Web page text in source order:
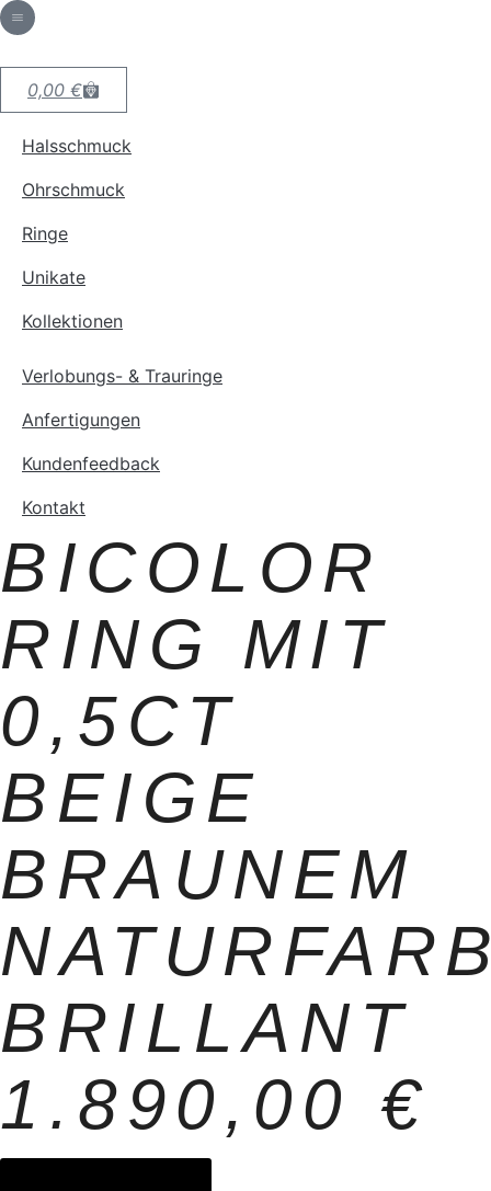
0,00 €
Halsschmuck
Ohrschmuck
Ringe
Unikate
Kollektionen
Verlobungs- & Trauringe
Anfertigungen
Kundenfeedback
Kontakt
BICOLOR
RING MIT
0,5CT
BEIGE
BRAUNEM
BRILLANT
1.890,00 €